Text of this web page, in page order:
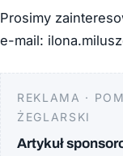
Prosimy
e-mail:
REKLAMA ·
ŻEGLARSKI
Artykuł